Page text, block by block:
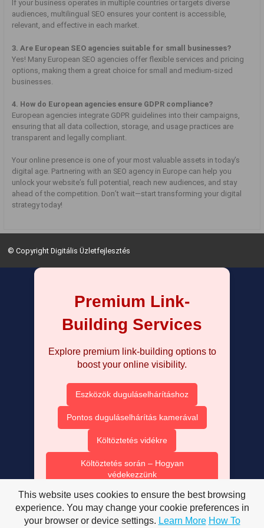
If your business operates in multiple countries or targets diverse
audiences, multilingual SEO ensures your content is accessible,
relevant, and effective in each market.
3. Are European SEO agencies suitable for small businesses?
Yes! Many European SEO agencies offer flexible services and pricing
options, making them a great choice for small and medium-sized
businesses.
4. How do European agencies ensure GDPR compliance?
European agencies integrate GDPR guidelines into their campaigns,
ensuring that all data collection, storage, and usage practices are
transparent and legally compliant.
Your online presence is one of your most valuable assets in today’s
digital age. Partnering with an SEO agency in Europe can help you
unlock your website’s full potential, reach new audiences, and stay
ahead of the competition. Don’t wait—start transforming your digital
strategy today!
© Copyright Digitális Üzletfejlesztés
Premium Link-
Building Services
Explore premium link-building options to
boost your online visibility.
Eszközök duguláselhárításhoz
Pontos duguláselhárítás kamerával
Költöztetés vidékre
Költöztetés során – Hogyan
védekezzünk
Költöztetés során felmerülő problémák
Lomtalanítás gyorsan és egyszerűen
This website uses cookies to ensure the best browsing
experience. You may change your cookie preferences in
your browser or device settings. Learn More How To